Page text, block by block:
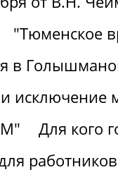
"Тюменское
в
исключение
Для кого